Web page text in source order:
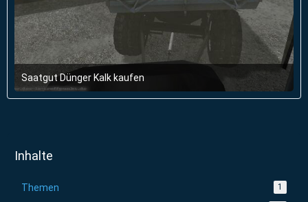
Saatgut Dünger Kalk kaufen
14. März 2015 um 19:20
Inhalte
Themen 1